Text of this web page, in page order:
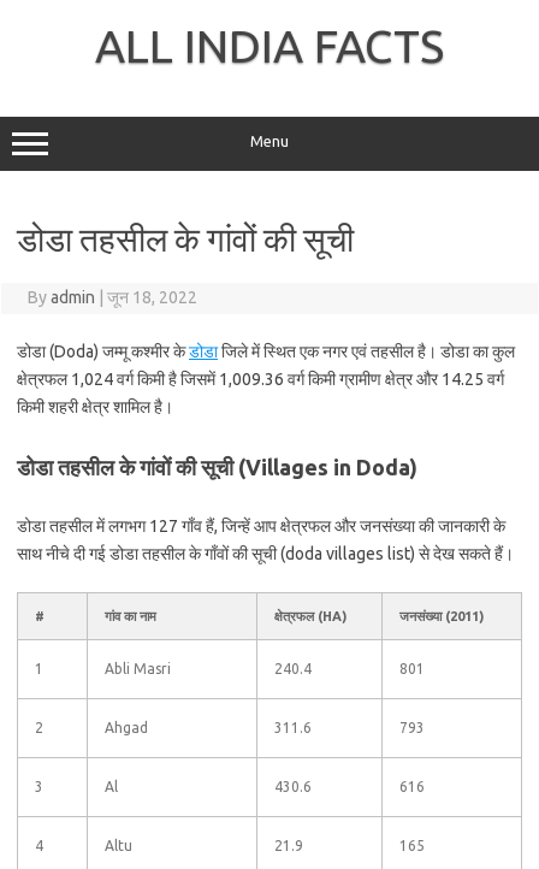
ALL INDIA FACTS
Menu
डोडा तहसील के गांवों की सूची
Byadmin जून 18, 2022
डोडा (Doda) जम्मू कश्मीर केडोडाजिले में स्थित एक नगर एवं तहसील है। डोडा का कुल
क्षेत्रफल 1,024 वर्ग किमी है जिसमें 1,009.36 वर्ग किमी ग्रामीण क्षेत्र और 14.25 वर्ग
किमी शहरी क्षेत्र शामिल है।
डोडा तहसील के गांवों की सूची (Villages in Doda)
डोडा तहसील में लगभग 127 गाँव हैं, जिन्हें आप क्षेत्रफल और जनसंख्या की जानकारी के
साथ नीचे दी गई डोडा तहसील के गाँवों की सूची (doda villages list) से देख सकते हैं।
# गांव का नाम क्षेत्रफल (HA) जनसंख्या (2011)
1 Abli Masri 240.4 801
2 Ahgad 311.6 793
3 Al 430.6 616
4 Altu 21.9 165